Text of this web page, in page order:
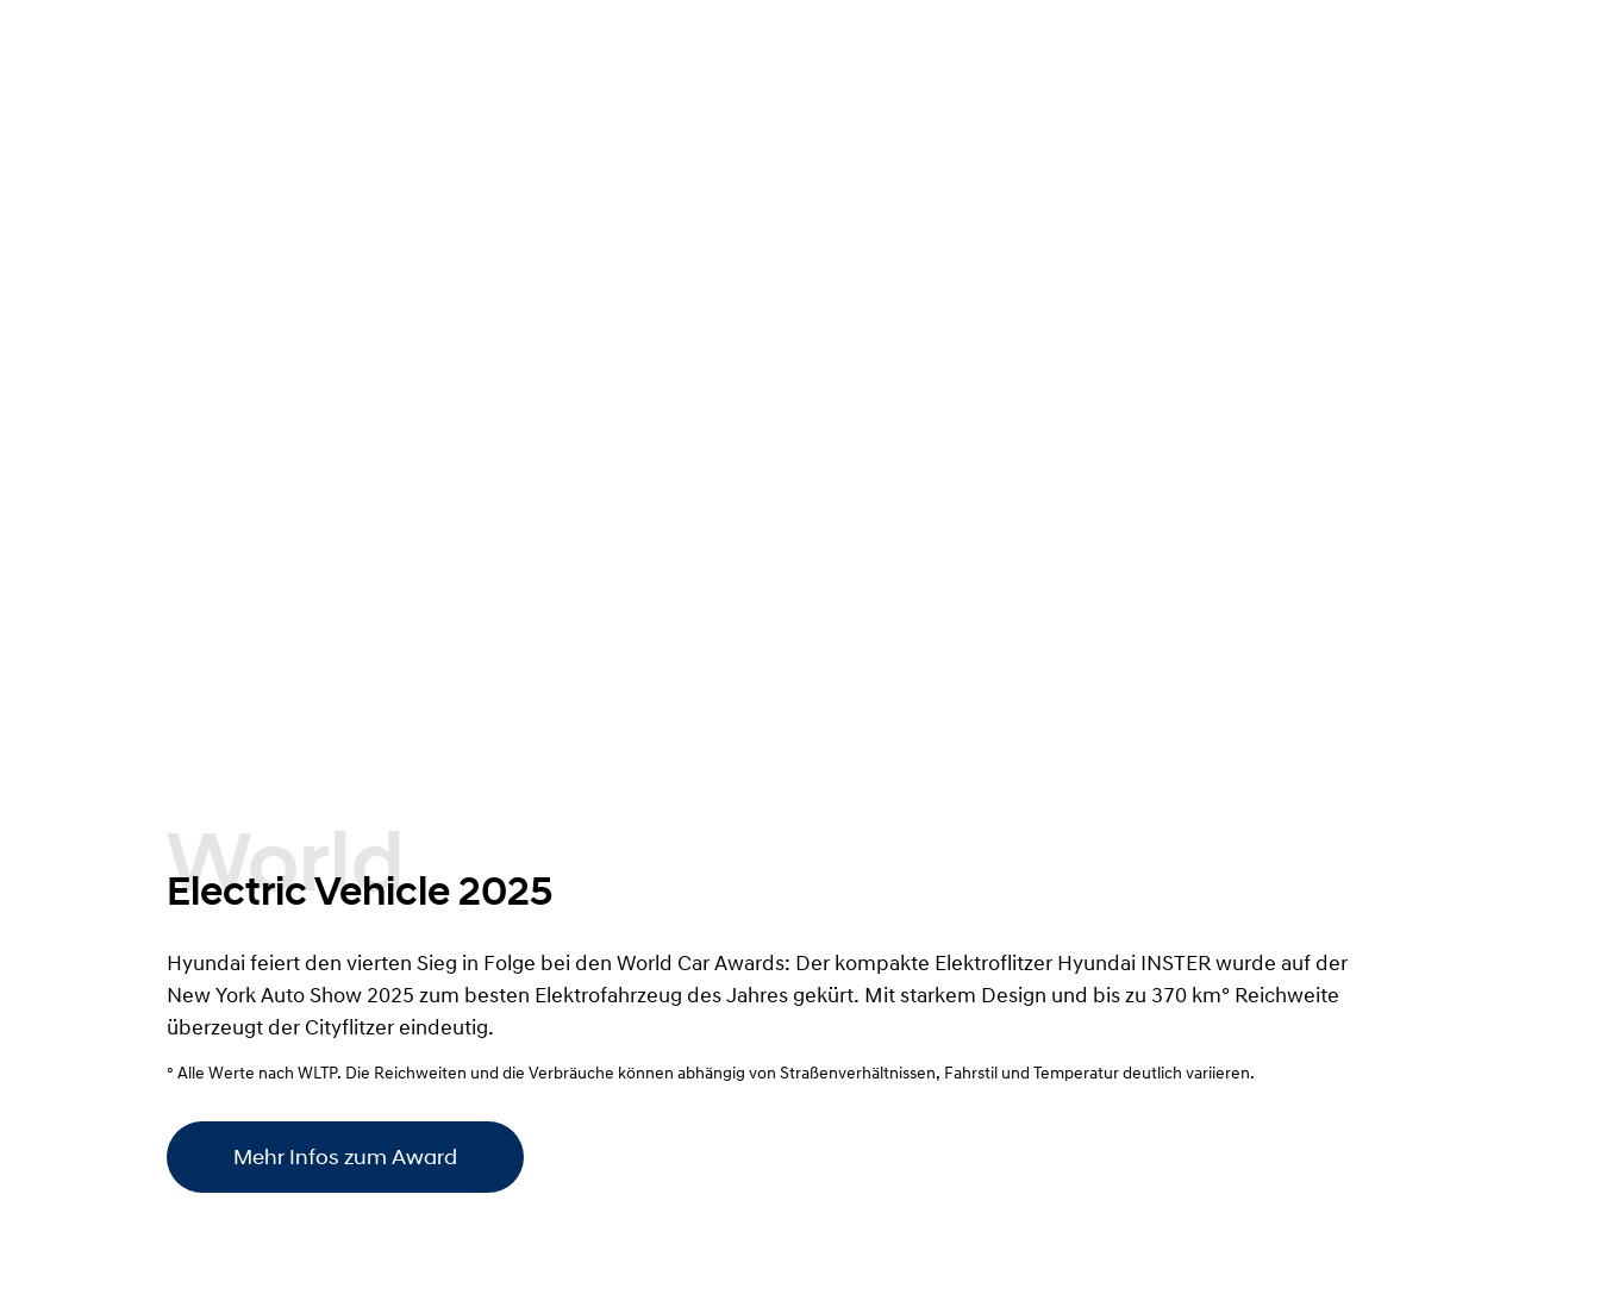
Electric Vehicle 2025
Hyundai feiert den vierten Sieg in Folge bei den World Car Awards: Der kompakte Elektroflitzer Hyundai INSTER wurde auf der
New York Auto Show 2025 zum besten Elektrofahrzeug des Jahres gekürt. Mit starkem Design und bis zu 370 km° Reichweite
überzeugt der Cityflitzer eindeutig.
° Alle Werte nach WLTP. Die Reichweiten und die Verbräuche können abhängig von Straßenverhältnissen, Fahrstil und Temperatur deutlich variieren.
Mehr Infos zum Award